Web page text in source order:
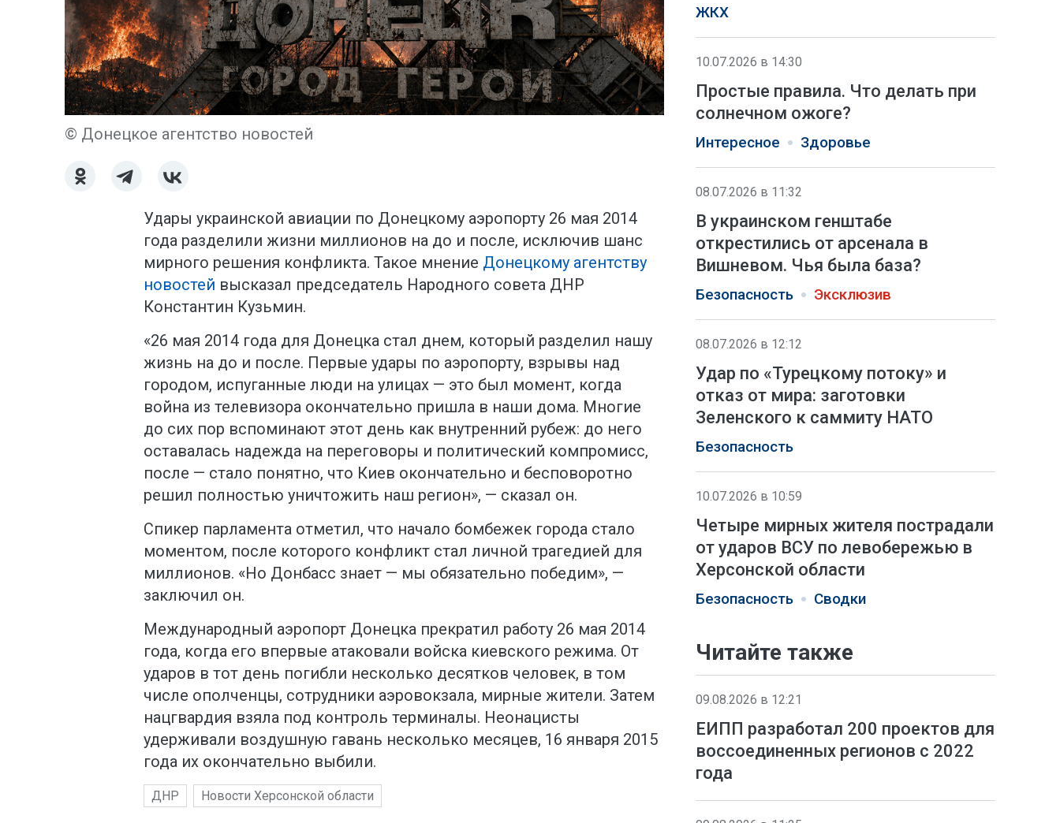
© Донецкое агентство новостей
Удары украинской авиации по Донецкому аэропорту 26 мая 2014
года разделили жизни миллионов на до и после, исключив шанс
мирного решения конфликта. Такое мнение Донецкому агентству
новостей высказал председатель Народного совета ДНР
Константин Кузьмин.
«26 мая 2014 года для Донецка стал днем, который разделил нашу
жизнь на до и после. Первые удары по аэропорту, взрывы над
городом, испуганные люди на улицах — это был момент, когда
война из телевизора окончательно пришла в наши дома. Многие
до сих пор вспоминают этот день как внутренний рубеж: до него
оставалась надежда на переговоры и политический компромисс,
после — стало понятно, что Киев окончательно и бесповоротно
решил полностью уничтожить наш регион», — сказал он.
Спикер парламента отметил, что начало бомбежек города стало
моментом, после которого конфликт стал личной трагедией для
миллионов. «Но Донбасс знает — мы обязательно победим», —
заключил он.
Международный аэропорт Донецка прекратил работу 26 мая 2014
года, когда его впервые атаковали войска киевского режима. От
ударов в тот день погибли несколько десятков человек, в том
числе ополченцы, сотрудники аэровокзала, мирные жители. Затем
нацгвардия взяла под контроль терминалы. Неонацисты
удерживали воздушную гавань несколько месяцев, 16 января 2015
года их окончательно выбили.
ДНР Новости Херсонской области
ЖКХ
10.07.2026 в 14:30
Простые правила. Что делать при
солнечном ожоге?
Интересное Здоровье
08.07.2026 в 11:32
В украинском генштабе
открестились от арсенала в
Вишневом. Чья была база?
Безопасность Эксклюзив
08.07.2026 в 12:12
Удар по «Турецкому потоку» и
отказ от мира: заготовки
Зеленского к саммиту НАТО
Безопасность
10.07.2026 в 10:59
Четыре мирных жителя пострадали
от ударов ВСУ по левобережью в
Херсонской области
Безопасность Сводки
Читайте также
09.08.2026 в 12:21
ЕИПП разработал 200 проектов для
воссоединенных регионов с 2022
года